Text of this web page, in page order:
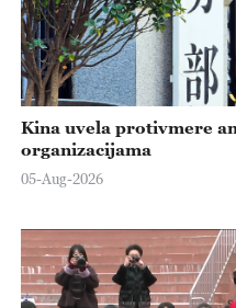
Kina uvela protivmere
organizacijama
05-Aug-2026